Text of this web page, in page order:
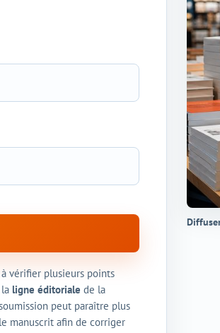
vérifier plusieurs points
ligne éditoriale de la
peut paraître plus
manuscrit afin de corriger